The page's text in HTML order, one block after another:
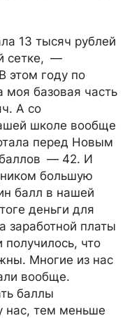
13 тысяч рублей
сетке, —
этом году по
моя базовая часть
А со
школе вообще
перед Новым
баллов — 42. И
большую
балл в нашей
деньги для
заработной платы
что
Многие из нас
вообще.
баллы
нас, тем меньше